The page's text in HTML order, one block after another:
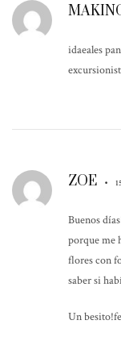
idaeales
ZOE •
Buenos
porque me
flores con
saber si
Un